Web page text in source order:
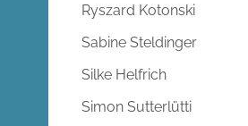
Ryszard Kotonski
Sabine Steldinger
Silke Helfrich
Simon Sutterlütti